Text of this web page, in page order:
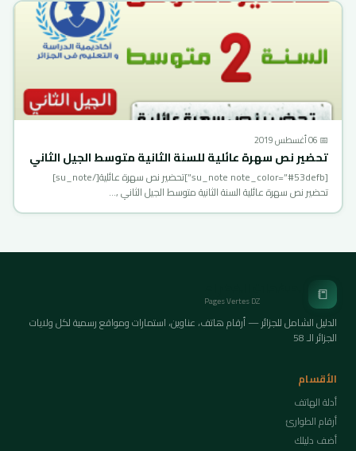
📅 06 أغسطس 2019
تحضير نص سهرة عائلية للسنة الثانية متوسط الجيل الثاني
[su_note note_color=”#53defb”]تحضير نص سهرة عائلية[/su_note]
تحضير نص سهرة عائلية السنة الثانية متوسط الجيل الثاني ,…
📒
Pages Vertes DZ
الدليل الشامل للجزائر — أرقام هاتف، عناوين، استمارات ومواقع رسمية لكل ولايات
الجزائر الـ 58
الأقسام
أدلة الهاتف
أرقام الطوارئ
أضف دليلك